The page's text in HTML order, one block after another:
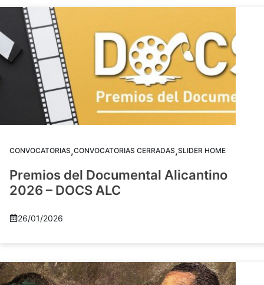
CONVOCATORIAS,CONVOCATORIAS CERRADAS,SLIDER HOME
Premios del Documental Alicantino
2026 – DOCS ALC
26/01/2026